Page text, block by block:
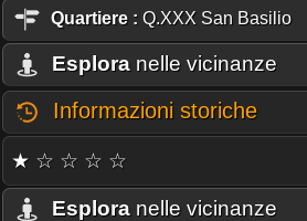
Quartiere : Q.XXX San Basilio
Esplora nelle vicinanze
Informazioni storiche
★ ☆ ☆ ☆ ☆
Esplora nelle vicinanze